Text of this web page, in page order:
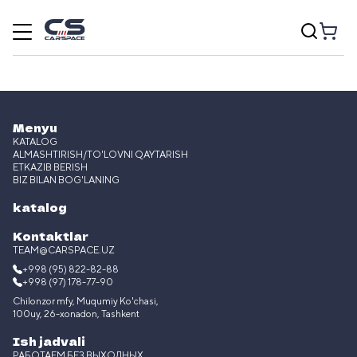
Menyu
KATALOG
ALMASHTIRISH/TO'LOVNI QAYTARISH
ETKAZIB BERISH
BIZ BILAN BOG'LANING
katalog
Kontaktlar
TEAM@CARSPACE.UZ
+998 (95) 822-82-88
+998 (97) 178-77-90
Chilonzor mfy, Muqumiy Ko'chasi,
100uy, 26-xonadon, Tashkent
Ish jadvali